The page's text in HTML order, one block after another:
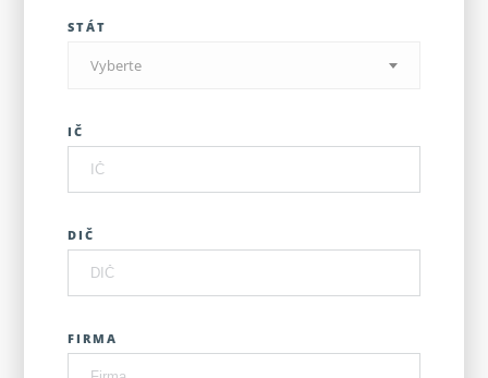
STÁT
Vyberte
IČ
DIČ
FIRMA